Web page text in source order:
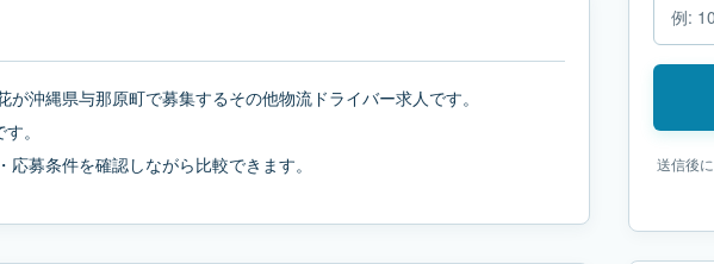
が沖縄県与那原町で募集するその他物流ドライバー求人です。
。
応募条件を確認しながら比較できます。
送信後